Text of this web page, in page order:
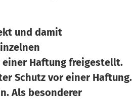
und damit
Haftung freigestellt.
Schutz vor einer Haftung.
Als besonderer